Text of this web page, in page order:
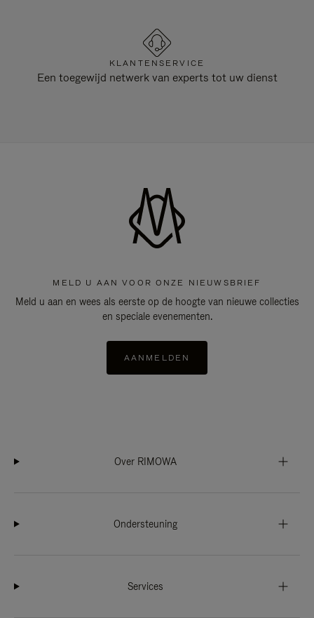
KLANTENSERVICE
Een toegewijd netwerk van experts tot uw dienst
MELD U AAN VOOR ONZE NIEUWSBRIEF
Meld u aan en wees als eerste op de hoogte van nieuwe collecties
en speciale evenementen.
AANMELDEN
Over RIMOWA
Ondersteuning
Services